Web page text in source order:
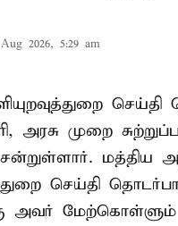
2026, 5:29 am
அரசு முறை
மத்திய
செய்தி
அவர் மேற்கொள்ளும்